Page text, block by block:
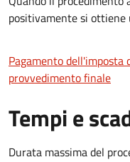
positivamente si ottiene
Pagamento dell'imposta
provvedimento finale
Tempi e
Durata massima del